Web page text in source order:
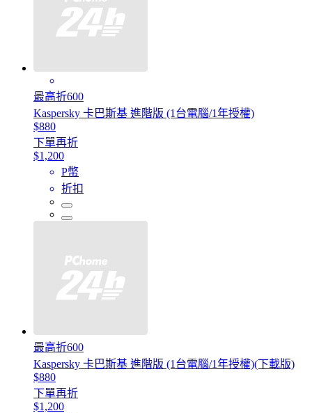
最高折600
Kaspersky 卡巴斯基 進階版 (1台電腦/1年授權)
$880
下單再折
$1,200
P幣
折扣
最高折600
Kaspersky 卡巴斯基 進階版 (1台電腦/1年授權)(下載版)
$880
下單再折
$1,200